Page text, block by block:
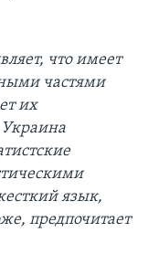
что имеет
частями
их
язык,
предпочитает